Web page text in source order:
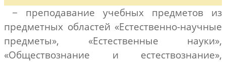
− преподавание учебных предметов из
предметных областей «Естественно-научные
предметы», «Естественные науки»,
«Обществознание и естествознание»,